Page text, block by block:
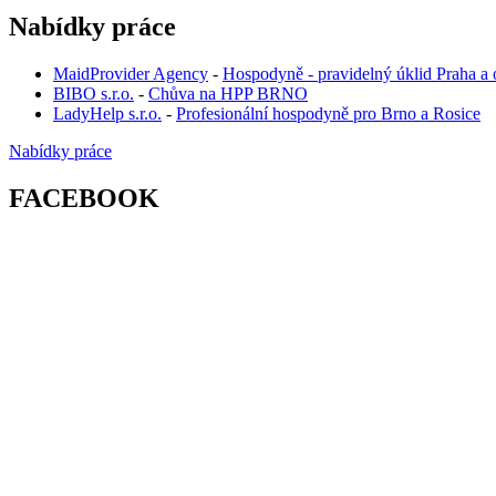
Nabídky práce
MaidProvider Agency - Hospodyně - pravidelný úklid Praha a
BIBO s.r.o. - Chůva na HPP BRNO
LadyHelp s.r.o. - Profesionální hospodyně pro Brno a Rosice
Nabídky práce
FACEBOOK